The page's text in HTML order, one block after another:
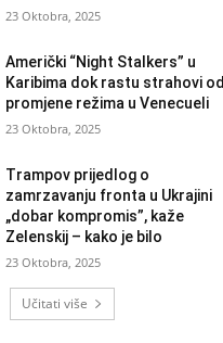
23 Oktobra, 2025
Američki “Night Stalkers” u
Karibima dok rastu strahovi od
promjene režima u Venecueli
23 Oktobra, 2025
Trampov prijedlog o
zamrzavanju fronta u Ukrajini
„dobar kompromis”, kaže
Zelenskij – kako je bilo
23 Oktobra, 2025
Učitati više